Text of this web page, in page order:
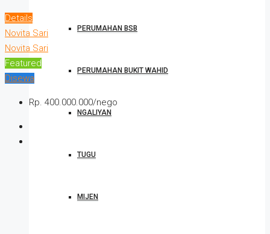
PERUMAHAN BSB
PERUMAHAN BUKIT WAHID
NGALIYAN
TUGU
MIJEN
Details
Novita Sari
Novita Sari
Featured
Disewa
Rp. 400.000.000/nego